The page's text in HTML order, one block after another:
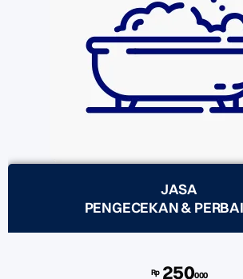
JASA
PENGECEKAN &
Rp 250000